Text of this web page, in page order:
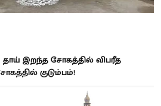
இறந்த சோகத்தில் விபரீத
குடும்பம்!